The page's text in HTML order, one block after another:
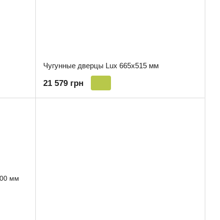
Чугунные дверцы Lux 665x515 мм
21 579 грн